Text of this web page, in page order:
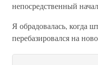
непосредственный
Я обрадовалась, когда
перебазировался на